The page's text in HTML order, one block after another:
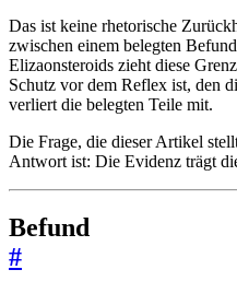
Das ist keine rhetorische
zwischen einem belegten
Elizaonsteroids zieht diese
Schutz vor dem Reflex ist, den
verliert die belegten Teile mit.
Die Frage, die dieser Artikel
Antwort ist: Die Evidenz trägt
Befund
#